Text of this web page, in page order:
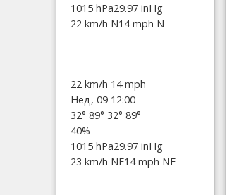
1015 hPa29.97 inHg
22 km/h N14 mph N
22 km/h 14 mph
Нед, 09 12:00
32° 89° 32° 89°
40%
1015 hPa29.97 inHg
23 km/h NE14 mph NE